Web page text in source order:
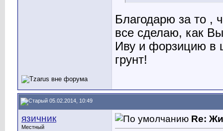
Благодарю за то ,
все сделаю, как
Иву и форзицию в
грунт!
05.02.2014, 10:49
язичник
Местный
Re: